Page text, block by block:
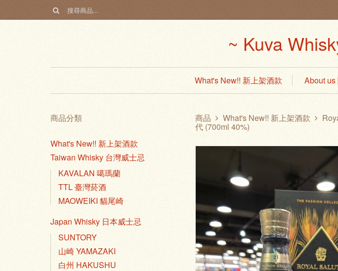
~ Kuva
What's New!! 新上架酒款 About us
商品分類
What's New!! 新上架酒款
Taiwan Whisky 台灣威士忌
KAVALAN 噶瑪蘭
TTL 臺灣菸酒
MAOWEIKI 貓尾崎
Japan Whisky 日本威士忌
SUNTORY
山崎 YAMAZAKI
白州 HAKUSHU
商品 What's New!! 新上架酒款
代 (700ml 40%)